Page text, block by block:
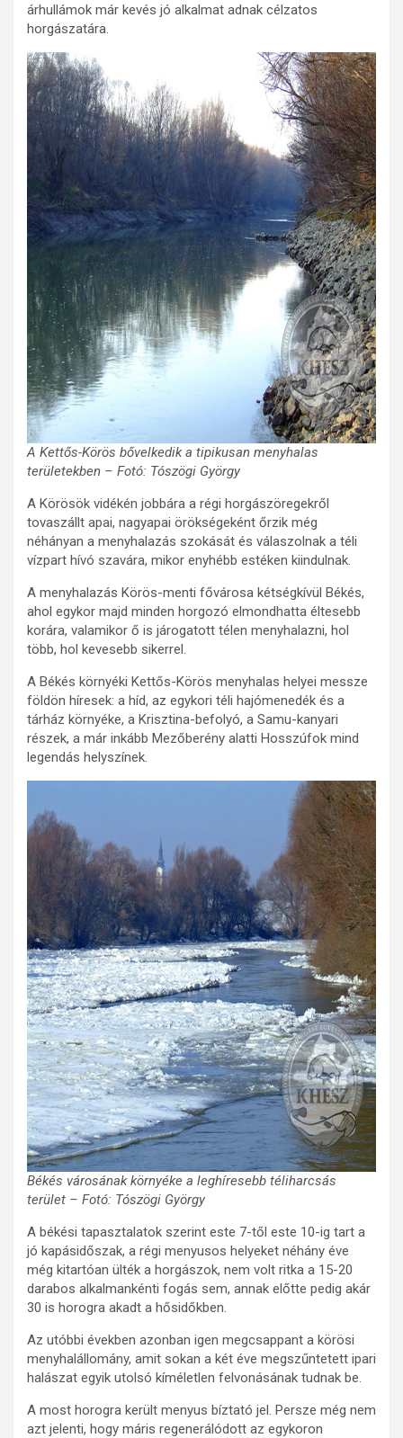
árhullámok már kevés jó alkalmat adnak célzatos
horgászatára.
A Kettős-Körös bővelkedik a tipikusan menyhalas
területekben – Fotó: Tószögi György
A Körösök vidékén jobbára a régi horgászöregekről
tovaszállt apai, nagyapai örökségeként őrzik még
néhányan a menyhalazás szokását és válaszolnak a téli
vízpart hívó szavára, mikor enyhébb estéken kiindulnak.
A menyhalazás Körös-menti fővárosa kétségkívül Békés,
ahol egykor majd minden horgozó elmondhatta éltesebb
korára, valamikor ő is járogatott télen menyhalazni, hol
több, hol kevesebb sikerrel.
A Békés környéki Kettős-Körös menyhalas helyei messze
földön híresek: a híd, az egykori téli hajómenedék és a
tárház környéke, a Krisztina-befolyó, a Samu-kanyari
részek, a már inkább Mezőberény alatti Hosszúfok mind
legendás helyszínek.
Békés városának környéke a leghíresebb téliharcsás
terület – Fotó: Tószögi György
A békési tapasztalatok szerint este 7-től este 10-ig tart a
jó kapásidőszak, a régi menyusos helyeket néhány éve
még kitartóan ülték a horgászok, nem volt ritka a 15-20
darabos alkalmankénti fogás sem, annak előtte pedig akár
30 is horogra akadt a hősidőkben.
Az utóbbi években azonban igen megcsappant a körösi
menyhalállomány, amit sokan a két éve megszűntetett ipari
halászat egyik utolsó kíméletlen felvonásának tudnak be.
A most horogra került menyus bíztató jel. Persze még nem
azt jelenti, hogy máris regenerálódott az egykoron